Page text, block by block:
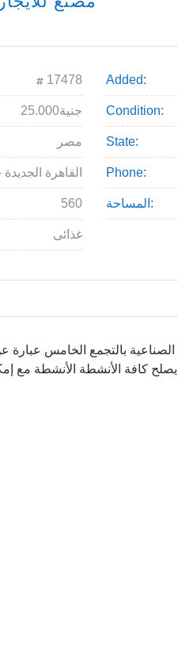
17478 Added:
25.000جنية Condition:
مصر State:
القاهرة Phone:
560 المساحة:
غذائى
بالمنطقة الصناعية بالتجمع
يصلح كافة الأنشطة الأنشطة مع